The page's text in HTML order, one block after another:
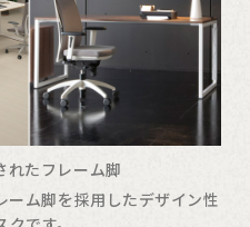
れたフレーム脚
ーム脚を採用したデザイン性